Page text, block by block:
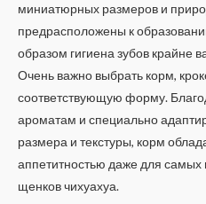
миниатюрных размеров и
предрасположены к
образом гигиена зубов крайне
Очень важно выбрать корм,
соответствующую форму.
ароматам и специально
размера и текстуры, корм
аппетитностью даже для
щенков чихуахуа.